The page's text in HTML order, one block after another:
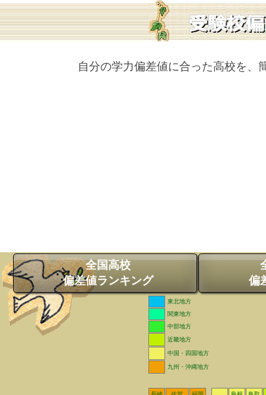
自分の学力偏差値に合った高校を、
全国高校
偏差値ランキング
偏
東北地方
関東地方
中部地方
近畿地方
中国・四国地方
九州・沖縄地方